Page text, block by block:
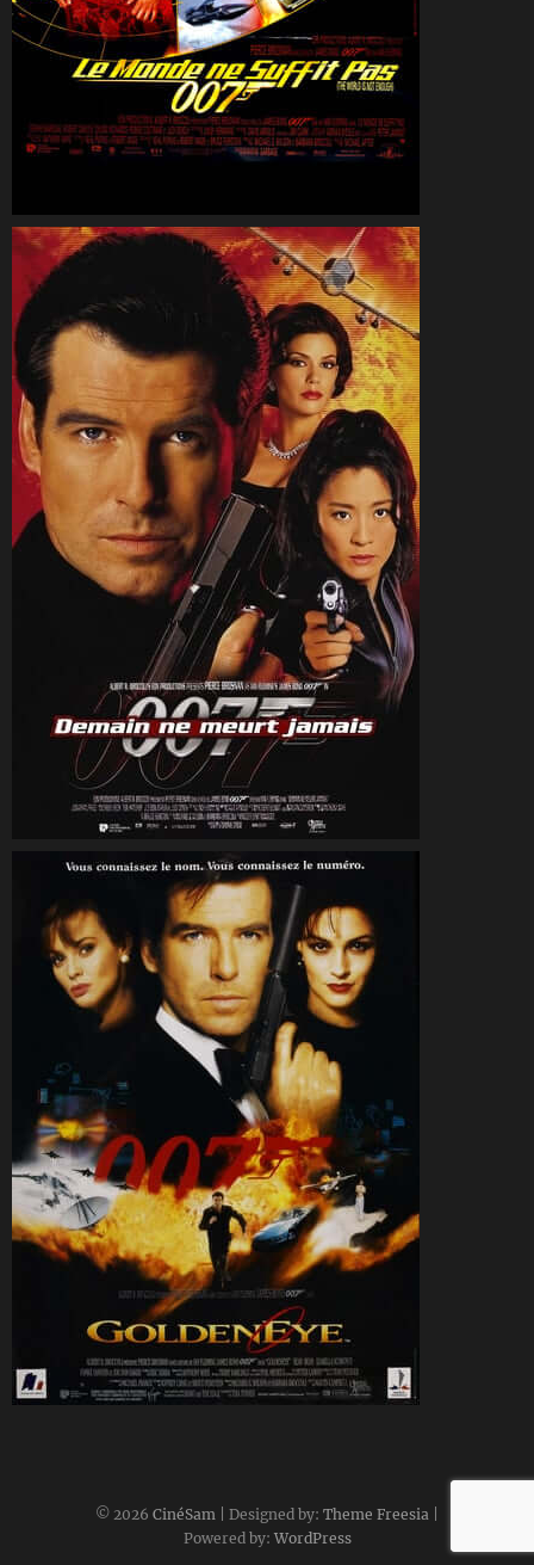
CineSam 15 décembre 1999
21 décembre 1997
© 2026 CinéSam | Designed by: Theme Freesia
Powered by: WordPress